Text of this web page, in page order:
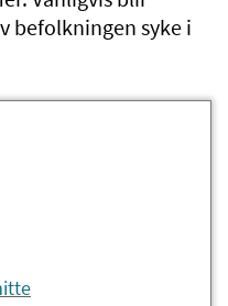
befolkningen syke i